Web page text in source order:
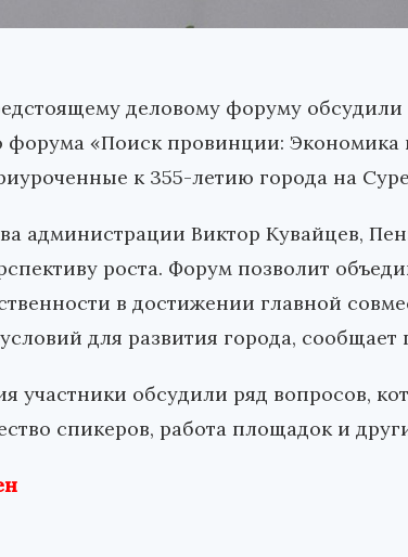
деловому форуму
форума «Поиск провинции: Экономика
к 355-летию города на
администрации Виктор Кувайцев,
роста. Форум позволит
в достижении главной
для развития города,
участники обсудили ряд вопросов,
спикеров, работа площадок и